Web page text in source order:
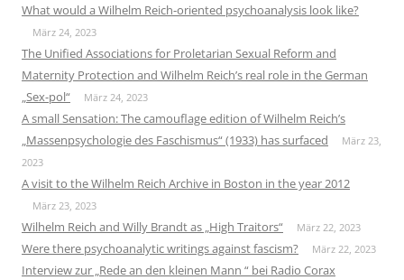
What would a Wilhelm Reich-oriented psychoanalysis look like?
März 24, 2023
The Unified Associations for Proletarian Sexual Reform and
Maternity Protection and Wilhelm Reich’s real role in the German
„Sex-pol“
März 24, 2023
A small Sensation: The camouflage edition of Wilhelm Reich’s
„Massenpsychologie des Faschismus“ (1933) has surfaced
März 23,
2023
A visit to the Wilhelm Reich Archive in Boston in the year 2012
März 23, 2023
Wilhelm Reich and Willy Brandt as „High Traitors“ März 22, 2023
Were there psychoanalytic writings against fascism? März 22, 2023
Interview zur „Rede an den kleinen Mann “ bei Radio Corax